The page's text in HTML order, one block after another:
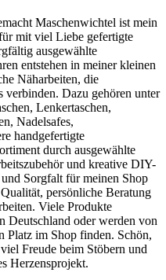
Maschenwichtel ist mein
mit viel Liebe gefertigte
ausgewählte
entstehen in meiner kleinen
Näharbeiten, die
Dazu gehören unter
Lenkertaschen,
Nadelsafes,
handgefertigte
durch ausgewählte
und kreative DIY-
Sorgfalt für meinen Shop
persönliche Beratung
Viele Produkte
Deutschland oder werden von
Platz im Shop finden. Schön,
Freude beim Stöbern und
Herzensprojekt.